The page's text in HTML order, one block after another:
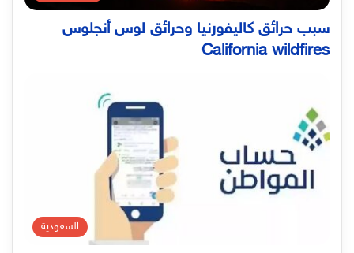
سبب حرائق كاليفورنيا وحرائق لوس أنجلوس
California wildfires
السعودية